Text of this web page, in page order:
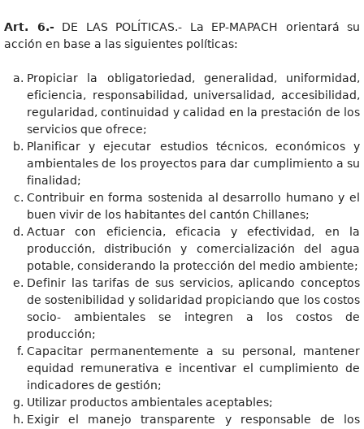
Art. 6.- DE LAS POLÍTICAS.- La EP-MAPACH orientará su
acción en base a las siguientes políticas:
Propiciar la obligatoriedad, generalidad, uniformidad,
eficiencia, responsabilidad, universalidad, accesibilidad,
regularidad, continuidad y calidad en la prestación de los
servicios que ofrece;
Planificar y ejecutar estudios técnicos, económicos y
ambientales de los proyectos para dar cumplimiento a su
finalidad;
Contribuir en forma sostenida al desarrollo humano y el
buen vivir de los habitantes del cantón Chillanes;
Actuar con eficiencia, eficacia y efectividad, en la
producción, distribución y comercialización del agua
potable, considerando la protección del medio ambiente;
Definir las tarifas de sus servicios, aplicando conceptos
de sostenibilidad y solidaridad propiciando que los costos
socio- ambientales se integren a los costos de
producción;
Capacitar permanentemente a su personal, mantener
equidad remunerativa e incentivar el cumplimiento de
indicadores de gestión;
Utilizar productos ambientales aceptables;
Exigir el manejo transparente y responsable de los